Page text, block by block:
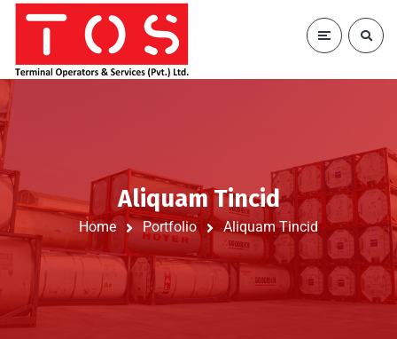
Aliquam Tincid
Home Portfolio Aliquam Tincid